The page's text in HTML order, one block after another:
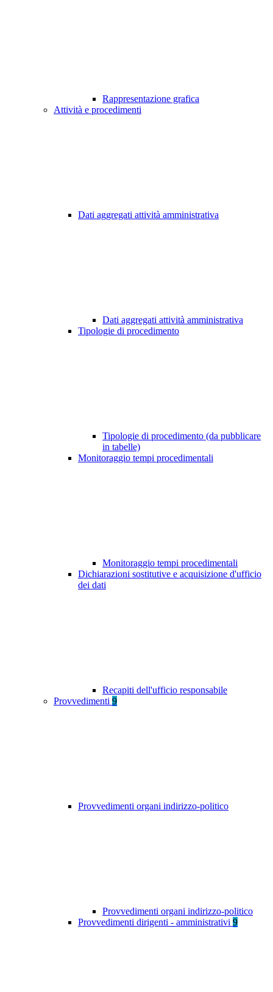
Rappresentazione grafica
Attività e procedimenti
Dati aggregati attività amministrativa
Dati aggregati attività amministrativa
Tipologie di procedimento
Tipologie di procedimento (da pubblicare
in tabelle)
Monitoraggio tempi procedimentali
Monitoraggio tempi procedimentali
Dichiarazioni sostitutive e acquisizione d'ufficio
dei dati
Recapiti dell'ufficio responsabile
Provvedimenti 9
Provvedimenti organi indirizzo-politico
Provvedimenti organi indirizzo-politico
Provvedimenti dirigenti - amministrativi 9